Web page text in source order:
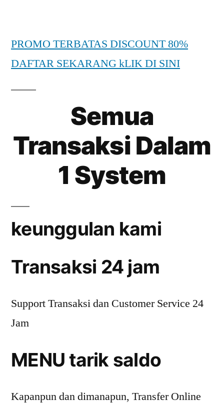
PROMO TERBATAS DISCOUNT 80%
DAFTAR SEKARANG kLIK DI SINI
Semua
Transaksi Dalam
1 System
keunggulan kami
Transaksi 24 jam
Support Transaksi dan Customer Service 24
Jam
MENU tarik saldo
Kapanpun dan dimanapun, Transfer Online